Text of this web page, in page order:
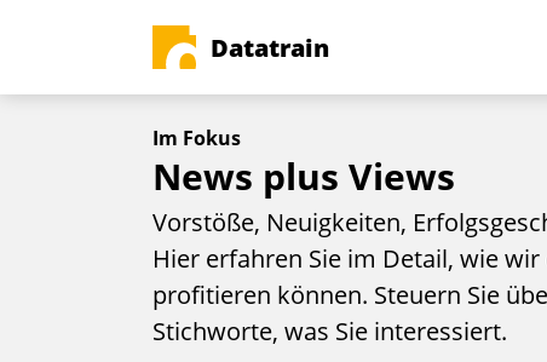
Datatrain
Im Fokus
News plus Views
Vorstöße, Neuigkeiten,
Hier erfahren Sie im Detail, wie
profitieren können. Steuern Sie
Stichworte, was Sie interessiert.